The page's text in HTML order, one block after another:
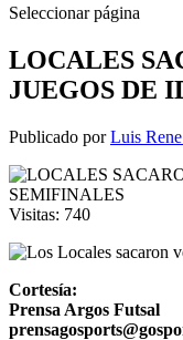
Seleccionar página
LOCALES
JUEGOS DE
Publicado porLuis
Visitas: 740
Cortesía:
Prensa Argos Futsal